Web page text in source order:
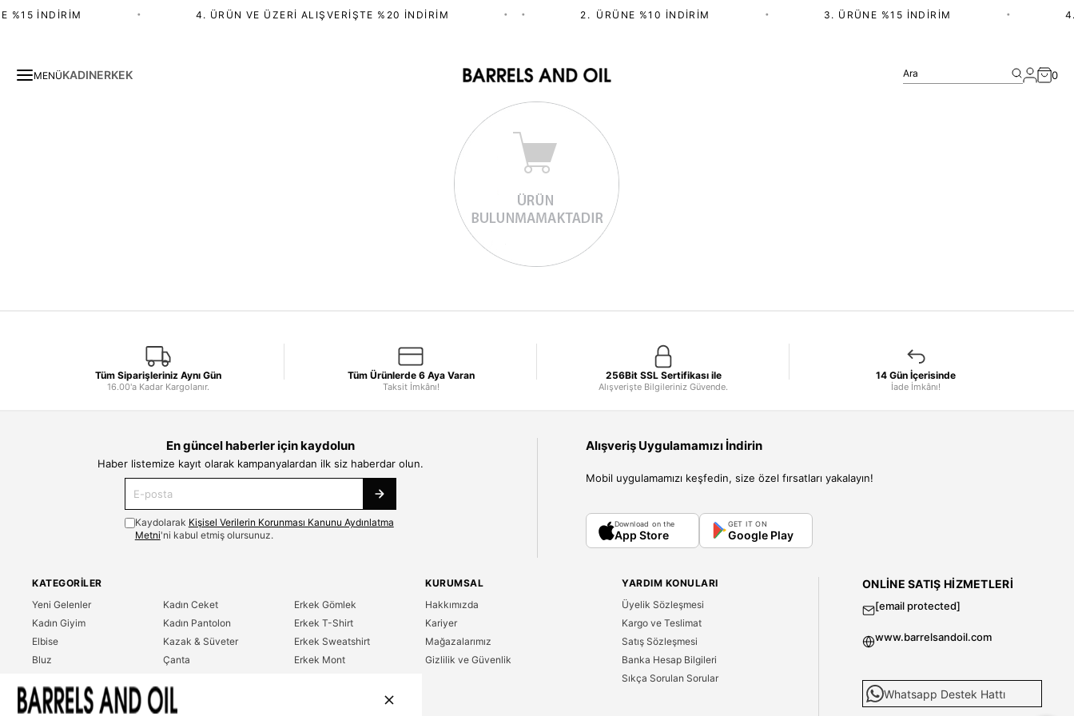
%15 İNDIRIM 4. ÜRÜN VE ÜZERI ALIŞVERIŞTE %20 İNDIRIM 2.⁠ ⁠ÜRÜNE %10 İNDIRIM 3. ÜRÜNE %15 İNDIRIM
MENÜKADINERKEK Ara 0
Tüm Siparişleriniz Aynı Gün
16.00'a Kadar Kargolanır.
Tüm Ürünlerde 6 Aya Varan
Taksit İmkânı!
256Bit SSL Sertifikası ile
Alışverişte Bilgileriniz Güvende.
14 Gün İçerisinde
İade İmkânı!
En güncel haberler için kaydolun
Haber listemize kayıt olarak kampanyalardan ilk siz haberdar olun.
Kaydolarak Kişisel Verilerin Korunması Kanunu Aydınlatma
Metni'ni kabul etmiş olursunuz.
Alışveriş Uygulamamızı İndirin
Mobil uygulamamızı keşfedin, size özel fırsatları yakalayın!
Download on the
App Store
GET IT ON
Google Play
KATEGORILER
Yeni Gelenler
Kadın Giyim
Elbise
Bluz
T-Shirt
Kadın Ceket
Kadın Pantolon
Kazak & Süveter
Çanta
Erkek Gömlek
Erkek T-Shirt
Erkek Sweatshirt
Erkek Mont
KURUMSAL
Hakkımızda
Kariyer
Mağazalarımız
Gizlilik ve Güvenlik
YARDIM KONULARI
Üyelik Sözleşmesi
Kargo ve Teslimat
Satış Sözleşmesi
Banka Hesap Bilgileri
Sıkça Sorulan Sorular
ONLINE SATIŞ HIZMETLERI
[email protected]
www.barrelsandoil.com
Whatsapp Destek Hattı